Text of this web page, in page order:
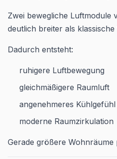
Zwei bewegliche Luftmodule
deutlich breiter als klassische
Dadurch entsteht:
ruhigere Luftbewegung
gleichmäßigere Raumluft
angenehmeres Kühlgefühl
moderne Raumzirkulation
Gerade größere